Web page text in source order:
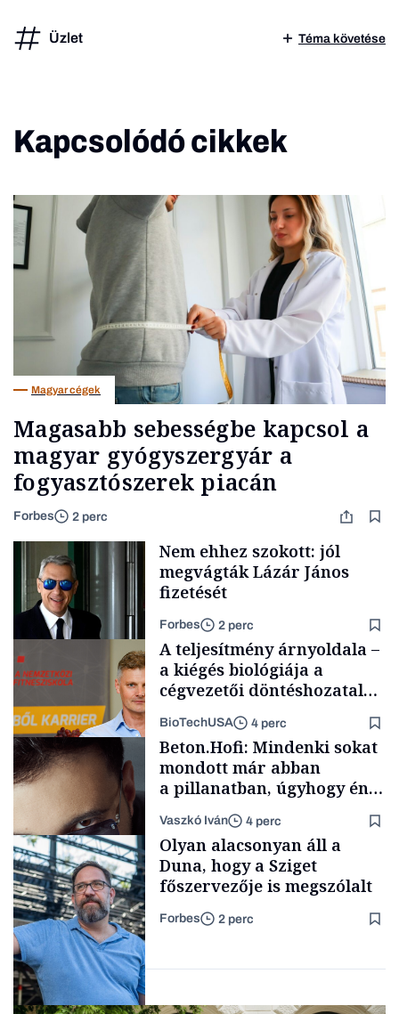
Üzlet Téma követése
Kapcsolódó cikkek
Magyar cégek
Magasabb sebességbe kapcsol a
magyar gyógyszergyár a
fogyasztószerek piacán
Forbes 2 perc
Politika
Nem ehhez szokott: jól
megvágták Lázár János
fizetését
Forbes 2 perc
Content Lab HUB
A teljesítmény árnyoldala –
a kiégés biológiája a
cégvezetői döntéshozatal
BioTechUSA 4 perc
Forbes-sztori
Beton.Hofi: Mindenki sokat
mondott már abban
a pillanatban, úgyhogy én
a legsarkosabb
gondolataimat akartam
kimondani
Vaszkó Iván 4 perc
Olyan alacsonyan áll a
Duna, hogy a Sziget
főszervezője is megszólalt
Forbes 2 perc